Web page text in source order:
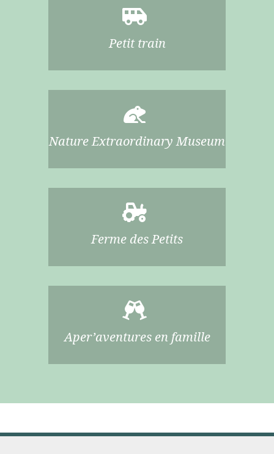
Petit train
Nature Extraordinary Museum
Ferme des Petits
Aper’aventures en famille